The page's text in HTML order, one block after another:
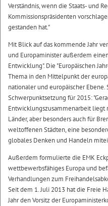
Verständnis, wenn die Staats- und
Kommissionspräsidenten
gestanden hat."
Mit Blick auf das kommende Jahr
und Europaminister außerdem
Entwicklung". Die "Europäischen
Thema in den Mittelpunkt der
nationaler und europäischer
Schwerpunktsetzung für 2015:
Entwicklungszusammenarbeit liegt
Länder, aber besonders auch für
weltoffenen Städten, eine
globales Denken und Handeln
Außerdem formulierte die EMK
wettbewerbsfähiges Europa und
Verhandlungen zum
Seit dem 1. Juli 2013 hat die Freie
Jahr den Vorsitz der